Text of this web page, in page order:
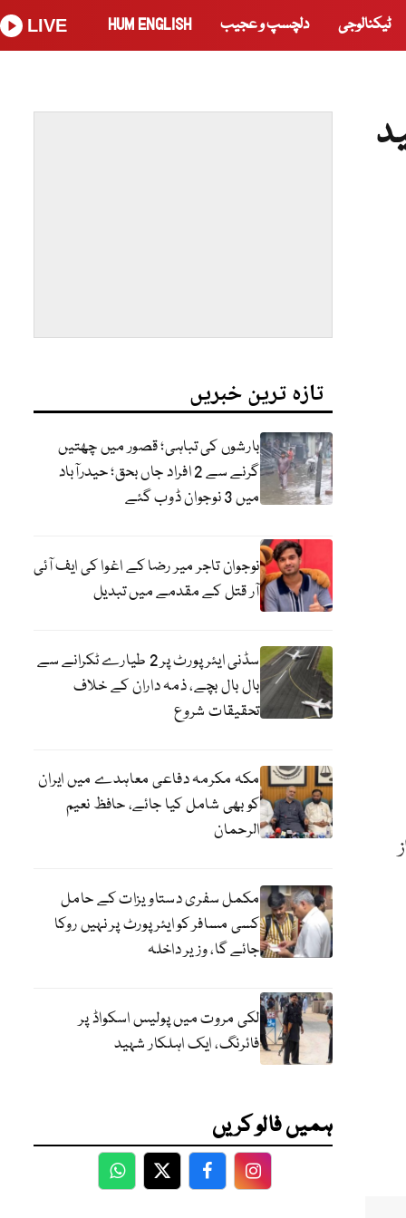
ٹیکنالوجی دلچسپ و عجیب HUM ENGLISH
LIVE
تازہ ترین خبریں
بارشوں کی تباہی؛ قصور میں چھتیں
گرنے سے 2 افراد جاں بحق؛ حیدرآباد
میں 3 نوجوان ڈوب گئے
نوجوان تاجر میر رضا کے اغوا کی ایف آئی
آر قتل کے مقدمے میں تبدیل
سڈنی ایئرپورٹ پر 2 طیارے ٹکرانے سے
بال بال بچے، ذمہ داران کے خلاف
تحقیقات شروع
مکہ مکرمہ دفاعی معاہدے میں ایران
کو بھی شامل کیا جائے، حافظ نعیم
الرحمان
مکمل سفری دستاویزات کے حامل
کسی مسافر کو ایئرپورٹ پر نہیں روکا
جائے گا، وزیر داخلہ
لکی مروت میں پولیس اسکواڈ پر
فائرنگ، ایک اہلکار شہید
ہمیں فالو کریں
WhatsApp
TwitterFacebookFacebook